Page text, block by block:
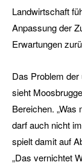
Landwirtschaft
Anpassung der
Erwartungen
Das Problem
sieht
Bereichen.
darf auch nicht
spielt damit auf
„Das vernichtet